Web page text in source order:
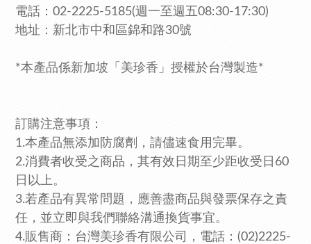
電話：02-2225-5185(週一至週五08:30-17:30)
地址：新北市中和區錦和路30號
*本產品係新加坡「美珍香」授權於台灣製造*
訂購注意事項：
1.本產品無添加防腐劑，請儘速食用完畢。
2.消費者收受之商品，其有效日期至少距收受日60
日以上。
3.若產品有異常問題，應善盡商品與發票保存之責
任，並立即與我們聯絡溝通換貨事宜。
4.販售商：台灣美珍香有限公司，電話：(02)2225-